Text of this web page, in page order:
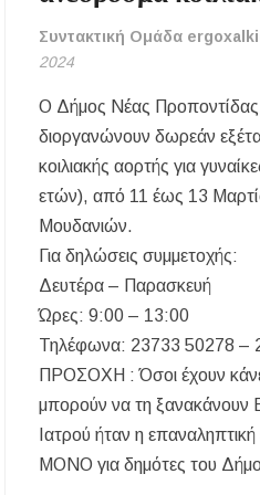
επιβάρυνση
Χαλκιδική: Οι ουρές στα σύνορα
«φρενάρουν» τον τουρισμό –
και απώλειες στις κρατήσεις
Μεταμόρφωση του Σωτήρος: Ο
των σταφυλιών που ευλογούνται στις
Μουσική Εκδήλωση της
Μεγάλης Παναγίας
Πτώση στις τιμές των καυσίμων:
2 ευρώ η αμόλυβδη μέσα στην
ΔΥΠΑ: Νέες 8.000 θέσεις εργασίας
Συντακτική Ομάδα
2024
Ο Δήμος Νέας Προποντίδας
διοργανώνουν δωρεάν
κοιλιακής αορτής για
ετών), από 11 έως 13
Μουδανιών.
Για δηλώσεις συμμετοχής:
Δευτέρα – Παρασκευή
Ώρες: 9:00 – 13:00
Τηλέφωνα: 23733 50278 –
ΠΡΟΣΟΧΗ : Όσοι έχουν
μπορούν να τη ξανακάνουν
Ιατρού ήταν η
ΜΟΝΟ για δημότες του